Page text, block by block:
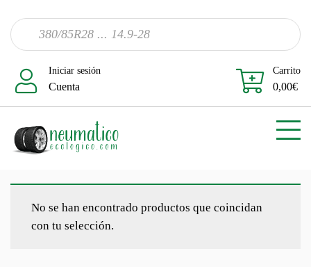
Iniciar sesión
Cuenta
Carrito
0,00€
No se han encontrado productos que coincidan
con tu selección.